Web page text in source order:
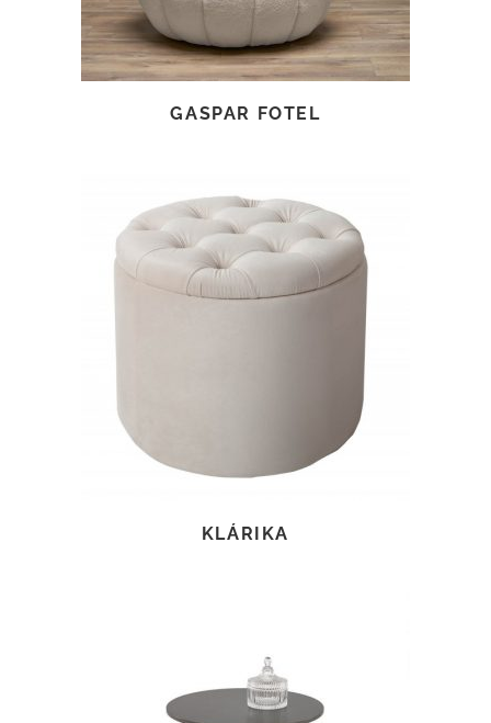
GASPAR FOTEL
KLÁRIKA